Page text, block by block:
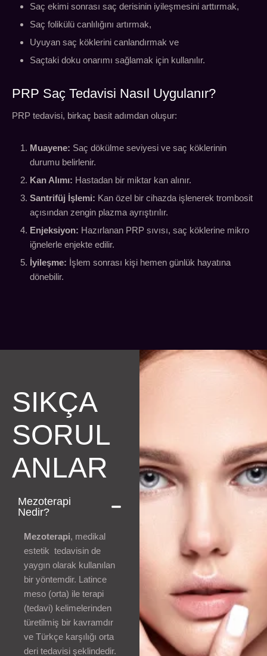
Saç ekimi sonrası saç derisinin iyileşmesini arttırmak,
Saç folikülü canlılığını artırmak,
Uyuyan saç köklerini canlandırmak ve
Saçtaki doku onarımı sağlamak için kullanılır.
PRP Saç Tedavisi Nasıl Uygulanır?
PRP tedavisi, birkaç basit adımdan oluşur:
Muayene: Saç dökülme seviyesi ve saç köklerinin
durumu belirlenir.
Kan Alımı: Hastadan bir miktar kan alınır.
Santrifüj İşlemi: Kan özel bir cihazda işlenerek trombosit
açısından zengin plazma ayrıştırılır.
Enjeksiyon: Hazırlanan PRP sıvısı, saç köklerine mikro
iğnelerle enjekte edilir.
İyileşme: İşlem sonrası kişi hemen günlük hayatına
dönebilir.
SIKÇA
SORUL
ANLAR
Mezoterapi
Nedir?
Mezoterapi, medikal
estetik tedavisin de
yaygın olarak kullanılan
bir yöntemdir. Latince
meso (orta) ile terapi
(tedavi) kelimelerinden
türetilmiş bir kavramdır
ve Türkçe karşılığı orta
deri tedavisi şeklindedir.